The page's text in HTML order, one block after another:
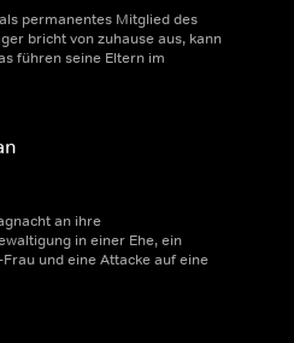
permanentes Mitglied des
bricht von zuhause aus, kann
führen seine Eltern im
an ihre
in einer Ehe, ein
und eine Attacke auf eine